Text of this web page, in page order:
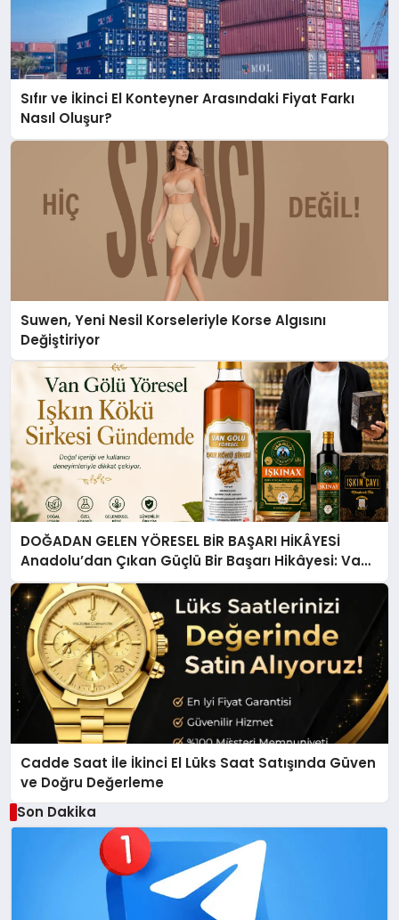
Sıfır ve İkinci El Konteyner Arasındaki Fiyat Farkı
Nasıl Oluşur?
Suwen, Yeni Nesil Korseleriyle Korse Algısını
Değiştiriyor
DOĞADAN GELEN YÖRESEL BİR BAŞARI HİKÂYESİ
Anadolu’dan Çıkan Güçlü Bir Başarı Hikâyesi: Van
Gölü Yöresel Işkın Kökü Sirkesi
Cadde Saat İle İkinci El Lüks Saat Satışında Güven
ve Doğru Değerleme
Son Dakika